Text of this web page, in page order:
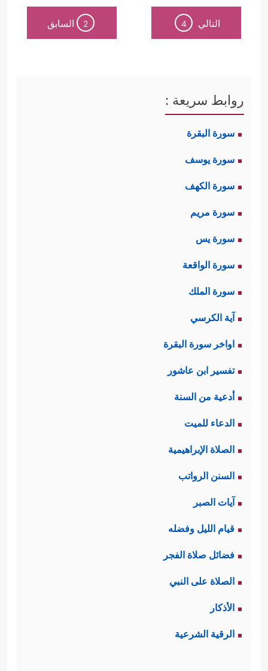
التالي 4
2 السابق
روابط سريعة :
سورة البقرة
سورة يوسف
سورة الكهف
سورة مريم
سورة يس
سورة الواقعة
سورة الملك
آية الكرسي
اواخر سورة البقرة
تفسير ابن عاشور
أدعية من السنة
الدعاء للميت
الصلاة الإبراهيمية
السنن الرواتب
آيات الصبر
قيام الليل وفضله
فضائل صلاة الفجر
الصلاة على النبي
الأذكار
الرقية الشرعية